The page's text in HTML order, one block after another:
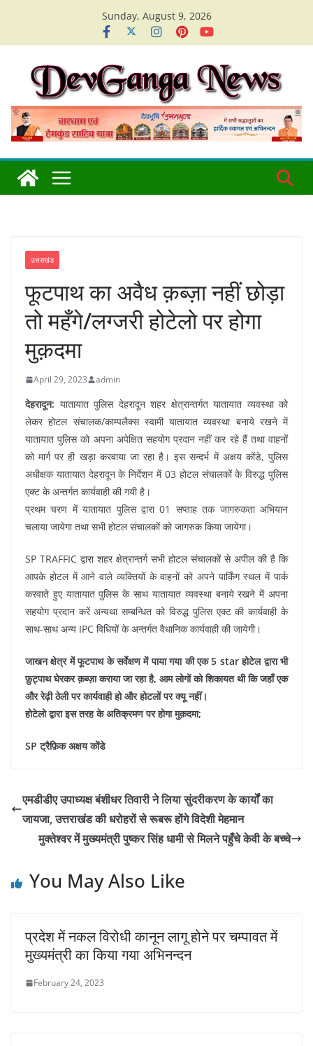
content
Sunday, August 9, 2026
उत्तराखंड
फूटपाथ का अवैध क़ब्ज़ा नहीं छोड़ा
तो महँगे/लग्जरी होटेलो पर होगा
मुक़दमा
April 29, 2023 admin
देहरादून: यातायात पुलिस देहरादून शहर क्षेत्रान्तर्गत यातायात व्यवस्था को
लेकर होटल संचालक/काम्पलैक्स स्वामी यातायात व्यवस्था बनाये रखने में
यातायात पुलिस को अपना अपेक्षित सहयोग प्रदान नहीं कर रहे हैं तथा वाहनों
को मार्ग पर ही खड़ा करवाया जा रहा है। इस सन्दर्भ में अक्षय कोंडे, पुलिस
अधीक्षक यातायात देहरादून के निर्देशन में 03 होटल संचालकों के विरुद्ध पुलिस
एक्ट के अन्तर्गत कार्यवाही की गयी है।
प्रथम चरण में यातायात पुलिस द्वारा 01 सप्ताह तक जागरुकता अभियान
चलाया जायेगा तथा सभी होटल संचालकों को जागरुक किया जायेगा।
SP TRAFFIC द्वारा शहर क्षेत्रान्तर्ग सभी होटल संचालकों से अपील की है कि
आपके होटल में आने वाले व्यक्तियों के वाहनों को अपने पार्किंग स्थल में पार्क
करवाते हुए यातायात पुलिस के साथ यातायात व्यवस्था बनाये रखने में अपना
सहयोग प्रदान करें अन्यथा सम्बन्धित को विरुद्ध पुलिस एक्ट की कार्यवाही के
साथ-साथ अन्य IPC विधियों के अन्तर्गत वैधानिक कार्यवाही की जायेगी।
जाखन क्षेत्र में फूटपाथ के सर्वेक्षण में पाया गया की एक 5 star होटेल द्वारा भी
फ़ुट्पाथ घेरकर क़ब्ज़ा कराया जा रहा है, आम लोगों को शिकायत थी कि जहाँ एक
और रेढ़ी ठेली पर कार्यवाही हो और होटलों पर क्यू नहीं।
होटेलो द्वारा इस तरह के अतिक्रमण पर होगा मुक़दमा;
SP ट्रैफ़िक अक्षय कोंडे
एमडीडीए उपाध्यक्ष बंशीधर तिवारी ने लिया सुंदरीकरण के कार्यों का
जायजा, उत्तराखंड की धरोहरों से रूबरू होंगे विदेशी मेहमान
मुक्तेश्वर में मुख्यमंत्री पुष्कर सिंह धामी से मिलने पहुँचे केवी के बच्चे
You May Also Like
प्रदेश में नकल विरोधी कानून लागू होने पर चम्पावत में
मुख्यमंत्री का किया गया अभिनन्दन
February 24, 2023